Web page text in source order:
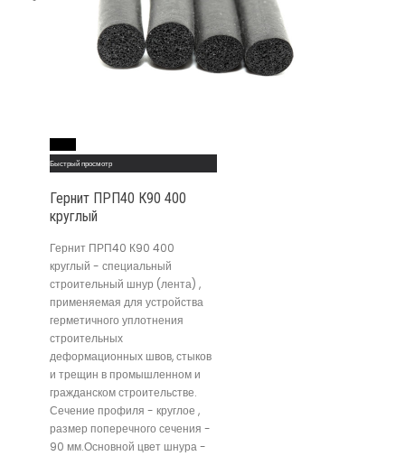
Быстрый просмотр
Гернит ПРП40 К90 400
круглый
Гернит ПРП40 К90 400
круглый - специальный
строительный шнур (лента) ,
применяемая для устройства
герметичного уплотнения
строительных
деформационных швов, стыков
и трещин в промышленном и
гражданском строительстве.
Сечение профиля - круглое ,
размер поперечного сечения -
90 мм.Основной цвет шнура -